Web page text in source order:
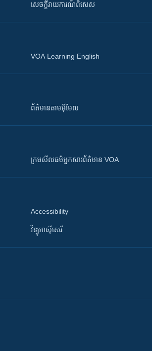
សេចក្តីរាយការណ៍ពិសេស
VOA Learning English
ព័ត៌មាន​តាម​អ៊ីមែល
ក្រម​​​សីលធម៌​​​អ្នក​​​សារព័ត៌មាន VOA
Accessibility
វិទ្យុ​អាស៊ី​សេរី